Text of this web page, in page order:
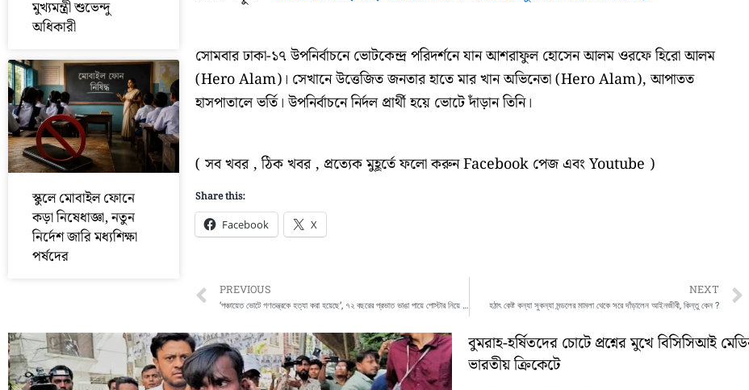
মুখ্যমন্ত্রী শুভেন্দু
অধিকারী
স্কুলে মোবাইল ফোনে
কড়া নিষেধাজ্ঞা, নতুন
নির্দেশ জারি মধ্যশিক্ষা
পর্ষদের
সোমবার ঢাকা-১৭ উপনির্বাচনে ভোটকেন্দ্র পরিদর্শনে যান আশরাফুল হোসেন আলম ওরফে হিরো আলম
(Hero Alam)। সেখানে উত্তেজিত জনতার হাতে মার খান অভিনেতা (Hero Alam), আপাতত
হাসপাতালে ভর্তি। উপনির্বাচনে নির্দল প্রার্থী হয়ে ভোটে দাঁড়ান তিনি।
( সব খবর , ঠিক খবর , প্রত্যেক মুহূর্তে ফলো করুন Facebook পেজ এবং Youtube )
Share this:
Facebook X
Prev
PREVIOUS
‘পঞ্চায়েত ভোটে গণতন্ত্রকে হত্যা করা হয়েছে’, ৭২ বছরের প্রভাত ভাঙা পায়ে পোস্টার নিয়ে সাইকেle চেপে ঘুরছে গ্রামে গ্রামে….
NEXT
হঠাৎ কেষ্ট কন্যা সুকন্যা মন্ডলের মামলা থেকে সরে দাঁড়ালেন আইনজীবী, কিন্তু কেন ?
বুমরাহ-হর্ষিতদের চোটে প্রশ্নের মুখে বিসিসিআই
ভারতীয় ক্রিকেটে